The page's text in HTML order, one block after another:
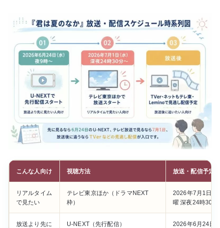
こんな人向け 視聴方法 放送・配信予定
リアルタイム
で見たい
テレビ東京ほか（ドラマNEXT
枠）
2026年7月1日（
曜 深夜24時30分
放送より先に
U-NEXT（先行配信） 2026年6月24日